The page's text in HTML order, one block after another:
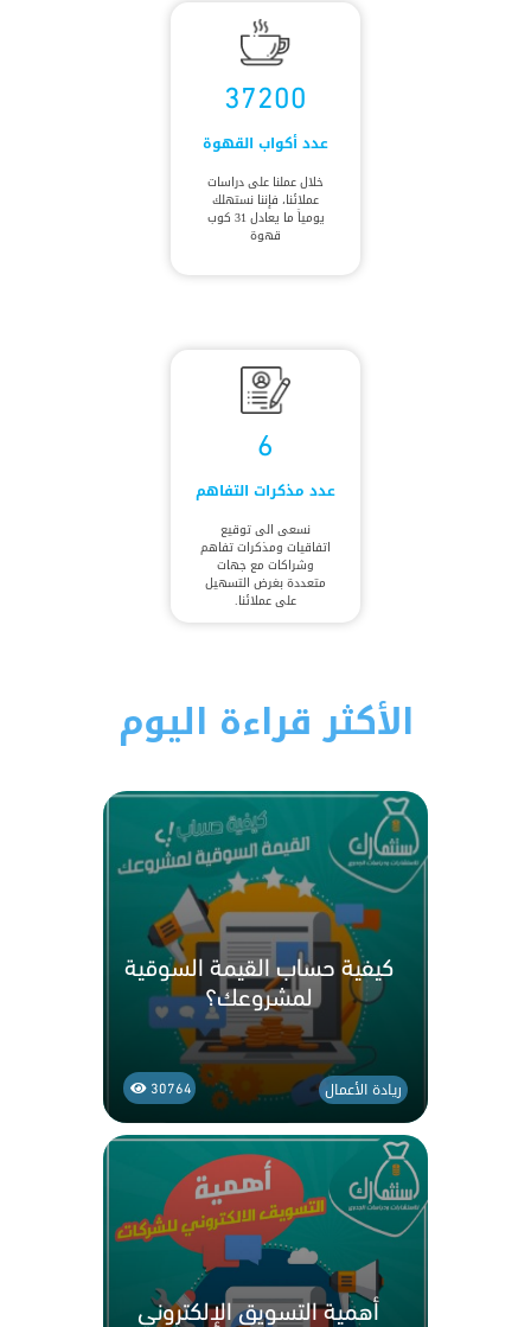
37200
عدد أكواب القهوة
خلال عملنا على دراسات
عملائنا، فإننا نستهلك
يومياً ما يعادل 31 كوب
قهوة
6
عدد مذكرات التفاهم
نسعى الى توقيع
اتفاقيات ومذكرات تفاهم
وشراكات مع جهات
متعددة بغرض التسهيل
على عملائنا.
الأكثر قراءة اليوم
كيفية حساب القيمة السوقية
لمشروعك؟
30764 ريادة الأعمال
أهمية التسويق الإلكتروني